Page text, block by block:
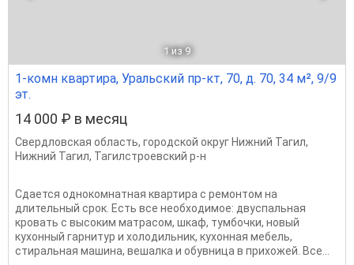
1 из 9
1-комн квартира, Уральский пр-кт, 70, д. 70, 34 м², 9/9
эт.
14 000 ₽ в месяц
Свердловская область, городской округ Нижний Тагил,
Нижний Тагил, Тагилстроевский р-н
Сдается однокомнатная квартира с ремонтом на
длительный срок. Есть все необходимое: двуспальная
кровать с высоким матрасом, шкаф, тумбочки, новый
кухонный гарнитур и холодильник, кухонная мебель,
стиральная машина, вешалка и обувница в прихожей. Все...